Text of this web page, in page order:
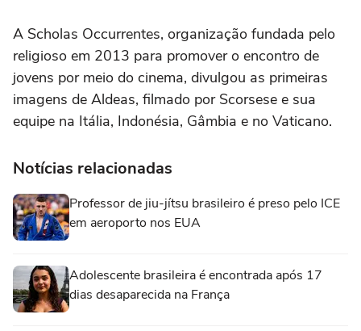
A Scholas Occurrentes, organização fundada pelo
religioso em 2013 para promover o encontro de
jovens por meio do cinema, divulgou as primeiras
imagens de Aldeas, filmado por Scorsese e sua
equipe na Itália, Indonésia, Gâmbia e no Vaticano.
Notícias relacionadas
Professor de jiu-jítsu brasileiro é preso pelo ICE
em aeroporto nos EUA
Adolescente brasileira é encontrada após 17
dias desaparecida na França